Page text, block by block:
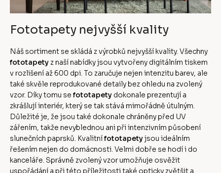
Fototapety nejvyšší kvality
Náš sortiment se skládá z výrobků nejvyšší kvality. Všechny
fototapety z naší nabídky jsou vytvořeny digitálním tiskem
v rozlišení až 600 dpi. To zaručuje nejen intenzitu barev, ale
také skvěle reprodukované detaily bez ohledu na zvolený
vzor. Díky tomu se fototapety dokonale prezentují a
zkrášlují interiér, který se tak stává mimořádně útulným.
Důležité je, že jsou také dokonale chráněny před UV
zářením, takže nevyblednou ani při intenzivním působení
slunečních paprsků. Kvalitnífototapetyjsou ideálním
řešením nejen do domácnosti. Velmi dobře se hodí i do
kanceláře. Správně zvolený vzor umožňuje osvěžit
uspořádání a při této příležitosti také opticky zvětšit a